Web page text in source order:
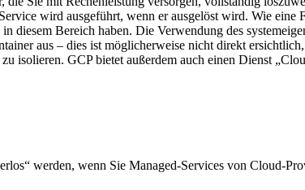
wird ausgeführt, wenn er ausgelöst wird. Wie
diesem Bereich haben. Die Verwendung des
aus – dies ist möglicherweise nicht direkt
isolieren. GCP bietet außerdem auch einen Dienst
werden, wenn Sie Managed-Services von Cloud-